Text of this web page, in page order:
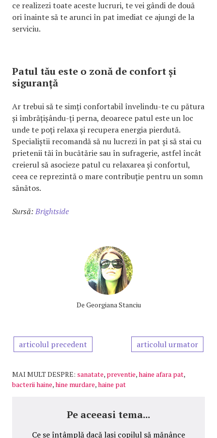
ce realizezi toate aceste lucruri, te vei gândi de două
ori înainte să te arunci în pat imediat ce ajungi de la
serviciu.
Patul tău este o zonă de confort și
siguranță
Ar trebui să te simți confortabil învelindu-te cu pătura
și îmbrățișându-ți perna, deoarece patul este un loc
unde te poți relaxa și recupera energia pierdută.
Specialiștii recomandă să nu lucrezi în pat și să stai cu
prietenii tăi în bucătărie sau în sufragerie, astfel încât
creierul să asocieze patul cu relaxarea și confortul,
ceea ce reprezintă o mare contribuție pentru un somn
sănătos.
Sursă: Brightside
De Georgiana Stanciu
articolul precedent articolul urmator
MAI MULT DESPRE: sanatate, preventie,haine afara pat,
bacterii haine,hine murdare,haine pat
Pe aceeasi tema...
Ce se întâmplă dacă lași copilul să mănânce